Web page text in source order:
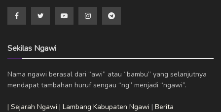
Sekilas Ngawi
Nama ngawi berasal dari “awi” atau “bambu” yang selanjutnya
mendapat tambahan huruf sengau “ng” menjadi “ngawi”.
| Sejarah Ngawi | Lambang Kabupaten Ngawi | Berita